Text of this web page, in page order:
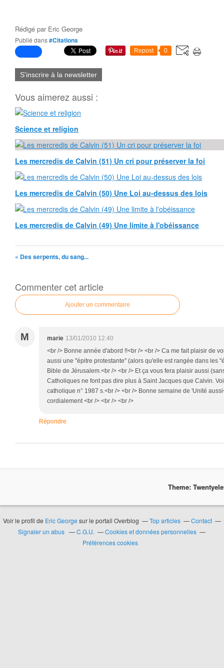
Rédigé par Eric George
Publié dans#Citations
Repost 0
S'inscrire à la newsletter
Vous aimerez aussi :
Science et religion
Les mercredis de Calvin (51) Un cri pour préserver la foi
Les mercredis de Calvin (50) Une Loi au-dessus des lois
Les mercredis de Calvin (49) Une limite à l'obéissance
« Des serpents, du sang...
Commenter cet article
Ajouter un commentaire
M marie 13/01/2010 12:40
<br /> Bonne année d'abord !!<br /> <br /> Ca me fait plaisir de
aussi une "épitre protestante" (alors qu'elle est rangée dans les
Bible de Jérusalem.<br /> <br /> Et ça vous fera plaisir aussi
Catholiques ne font pas dire plus à Saint Jacques que Calvin.
catholique n° 1987 s.<br /> <br /> Bonne semaine de 'Unité
cordialement <br /> <br /> <br />
Répondre
Theme:
Voir le profil de Eric George sur le portail Overblog Top articles
Contact
Signaler un abus
C.G.U.
Cookies et données personnelles
Préférences cookies